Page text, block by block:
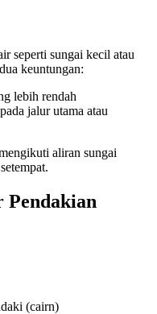
seperti sungai kecil atau
keuntungan:
lebih rendah
jalur utama atau
aliran sungai
Pendakian
(cairn)